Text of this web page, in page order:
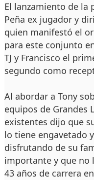
El lanzamiento de la
Peña ex jugador y
quien manifestó el
para este conjunto
TJ y Francisco el
segundo como
Al abordar a Tony
equipos de Grandes
existentes dijo que
lo tiene engavetado
disfrutando de su
importante y que no
43 años de carrera